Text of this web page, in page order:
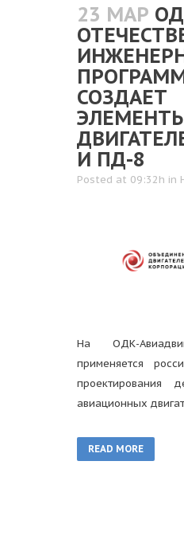
23 МАР
СОЗДАЕТ
И ПД-8
Posted at 09:32h in
На ОДК-
применяется
проектирования
авиационных
READ MORE